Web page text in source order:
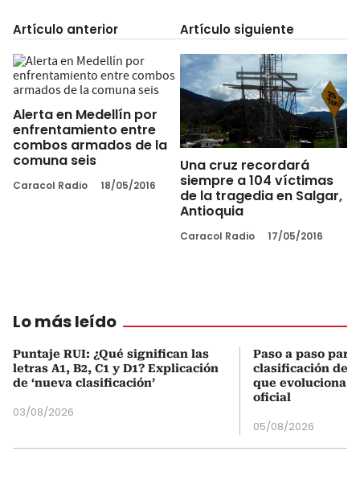
Artículo anterior
Alerta en Medellín por
enfrentamiento entre
combos armados de la
comuna seis
Caracol Radio 18/05/2016
Artículo siguiente
Una cruz recordará
siempre a 104 víctimas
de la tragedia en Salgar,
Antioquia
Caracol Radio 17/05/2016
Lo más leído
Puntaje RUI: ¿Qué significan las
letras A1, B2, C1 y D1? Explicación
de ‘nueva clasificación’
03/08/2026
Paso a paso
clasificación del
que evoluciona
oficial
05/08/2026